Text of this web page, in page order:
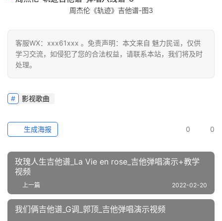
周杰伦《轨迹》吉他谱-图3
客服WX：xxx61xxx 。免责声明：本文来自 魅力民谣，仅供
学习交流，如侵犯了您的合法权益，请联系本站，我们将及时
处理。
影视歌曲
0 0
生成海报
玫瑰人生吉他谱_La Vie en rose_吉他弹唱演示+教学
视频
上一篇 2022-02-20
我们俩吉他谱_G调_郭顶_吉他弹唱演示视频